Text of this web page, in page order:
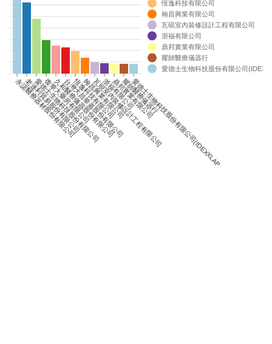
永諾醫療器材股份有限公司
老達利貿易股份有限公司
愛德士生物科技股份有限公司
復華大藥房有限公司
久和醫療儀器股份有限公司
台灣大昌華嘉股份有限公司
恆逸科技有限公司
翰昌興業有限公司
瓦硯室內裝修設計工程有限公司
浙福有限公司
鼎邦實業有限公司
耀師醫療儀器行
愛德士生物科技股份有限公司(IDEXXLABORATORIESINC.)
恆逸科技有限公司
翰昌興業有限公司
瓦硯室內裝修設計工程有限公司
浙福有限公司
鼎邦實業有限公司
耀師醫療儀器行
愛德士生物科技股份有限公司